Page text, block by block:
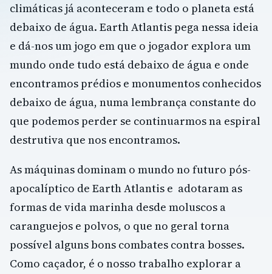
climáticas já aconteceram e todo o planeta está
debaixo de água. Earth Atlantis pega nessa ideia
e dá-nos um jogo em que o jogador explora um
mundo onde tudo está debaixo de água e onde
encontramos prédios e monumentos conhecidos
debaixo de água, numa lembrança constante do
que podemos perder se continuarmos na espiral
destrutiva que nos encontramos.
As máquinas dominam o mundo no futuro pós-
apocalíptico de Earth Atlantis e adotaram as
formas de vida marinha desde moluscos a
caranguejos e polvos, o que no geral torna
possível alguns bons combates contra bosses.
Como caçador, é o nosso trabalho explorar a